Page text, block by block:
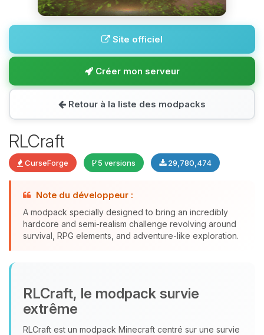
Site officiel
Créer mon serveur
Retour à la liste des modpacks
RLCraft
CurseForge 5 versions 29,780,474
Note du développeur :
A modpack specially designed to bring an incredibly
hardcore and semi-realism challenge revolving around
survival, RPG elements, and adventure-like exploration.
RLCraft, le modpack survie
extrême
RLCraft est un modpack Minecraft centré sur une survie
Youpi, enfin quelqu’un pour me
parler ! Moi c’est Choupy, ton petit
09/08/2026 à 12:46